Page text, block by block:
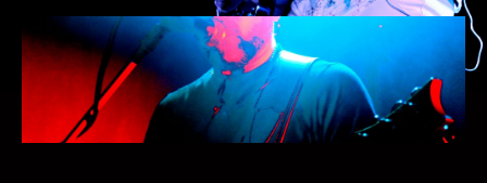
entrada
entrada
MI